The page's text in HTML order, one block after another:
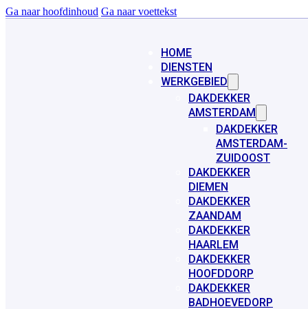
Ga naar hoofdinhoud Ga naar voettekst
HOME
DIENSTEN
WERKGEBIED
DAKDEKKER
AMSTERDAM
DAKDEKKER
AMSTERDAM-
ZUIDOOST
DAKDEKKER
DIEMEN
DAKDEKKER
ZAANDAM
DAKDEKKER
HAARLEM
DAKDEKKER
HOOFDDORP
DAKDEKKER
BADHOEVEDORP